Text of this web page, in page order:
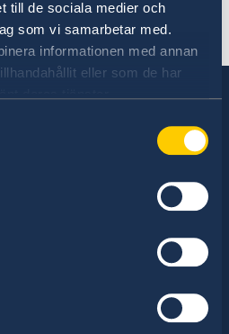
till de sociala medier och
som vi samarbetar med.
informationen med annan
eller som de har
förbindelser med i
ambassader och
består
och